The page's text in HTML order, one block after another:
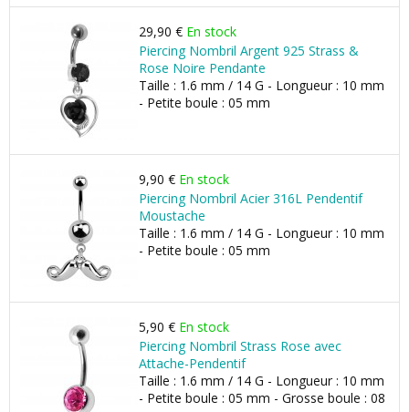
29,90 € En stock
Piercing Nombril Argent 925 Strass &
Rose Noire Pendante
Taille : 1.6 mm / 14 G - Longueur : 10 mm
- Petite boule : 05 mm
9,90 € En stock
Piercing Nombril Acier 316L Pendentif
Moustache
Taille : 1.6 mm / 14 G - Longueur : 10 mm
- Petite boule : 05 mm
5,90 € En stock
Piercing Nombril Strass Rose avec
Attache-Pendentif
Taille : 1.6 mm / 14 G - Longueur : 10 mm
- Petite boule : 05 mm - Grosse boule : 08